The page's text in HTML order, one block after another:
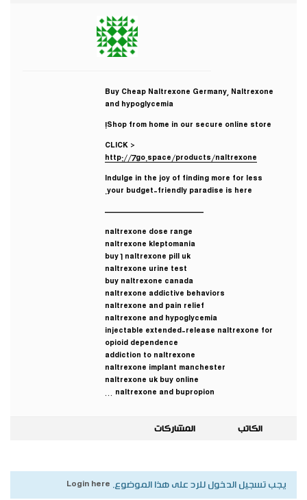
Tyler
مشارك
Buy Cheap Naltrexone Germany, Naltrexone
and hypoglycemia
Shop from home in our secure online store!
CLICK >
http://7go.space/products/naltrexone
Indulge in the joy of finding more for less
your budget-friendly paradise is here.
————————————
naltrexone dose range
naltrexone kleptomania
buy 1 naltrexone pill uk
naltrexone urine test
buy naltrexone canada
naltrexone addictive behaviors
naltrexone and pain relief
naltrexone and hypoglycemia
injectable extended-release naltrexone for
opioid dependence
addiction to naltrexone
naltrexone implant manchester
naltrexone uk buy online
naltrexone and bupropion …
الكاتب المشاركات
يجب تسجيل الدخول للرد على هذا الموضوع. Login here